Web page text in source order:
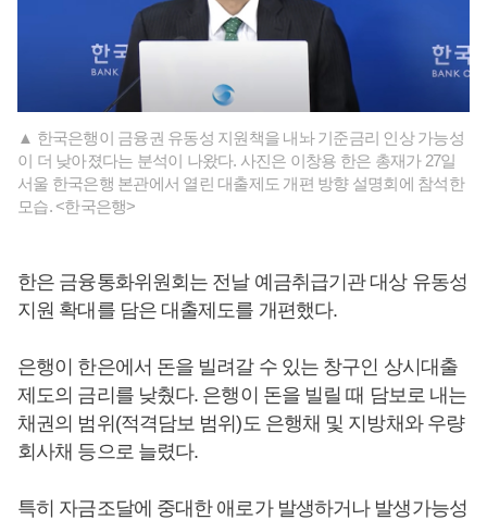
▲ 한국은행이 금융권 유동성 지원책을 내놔 기준금리 인상 가능성
이 더 낮아졌다는 분석이 나왔다. 사진은 이창용 한은 총재가 27일
서울 한국은행 본관에서 열린 대출제도 개편 방향 설명회에 참석한
모습. <한국은행>
한은 금융통화위원회는 전날 예금취급기관 대상 유동성
지원 확대를 담은 대출제도를 개편했다.
은행이 한은에서 돈을 빌려갈 수 있는 창구인 상시대출
제도의 금리를 낮췄다. 은행이 돈을 빌릴 때 담보로 내는
채권의 범위(적격담보 범위)도 은행채 및 지방채와 우량
회사채 등으로 늘렸다.
특히 자금조달에 중대한 애로가 발생하거나 발생가능성